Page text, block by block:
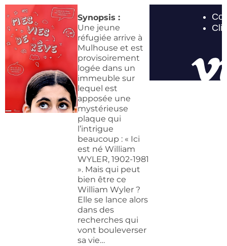
Synopsis :
Une jeune
réfugiée arrive à
Mulhouse et est
provisoirement
logée dans un
immeuble sur
lequel est
apposée une
mystérieuse
plaque qui
l’intrigue
beaucoup : « Ici
est né William
WYLER, 1902-1981
». Mais qui peut
bien être ce
William Wyler ?
Elle se lance alors
dans des
recherches qui
vont bouleverser
sa vie…